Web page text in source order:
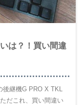
は？！買い間違
後継機G PRO X TKL
だこれ、買い間違い